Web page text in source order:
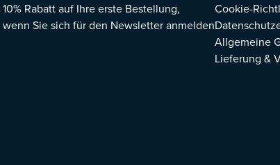
10% Rabatt auf Ihre erste Bestellung,
wenn Sie sich für den Newsletteranmelden
Cookie-
Allgemeine
Lieferung &